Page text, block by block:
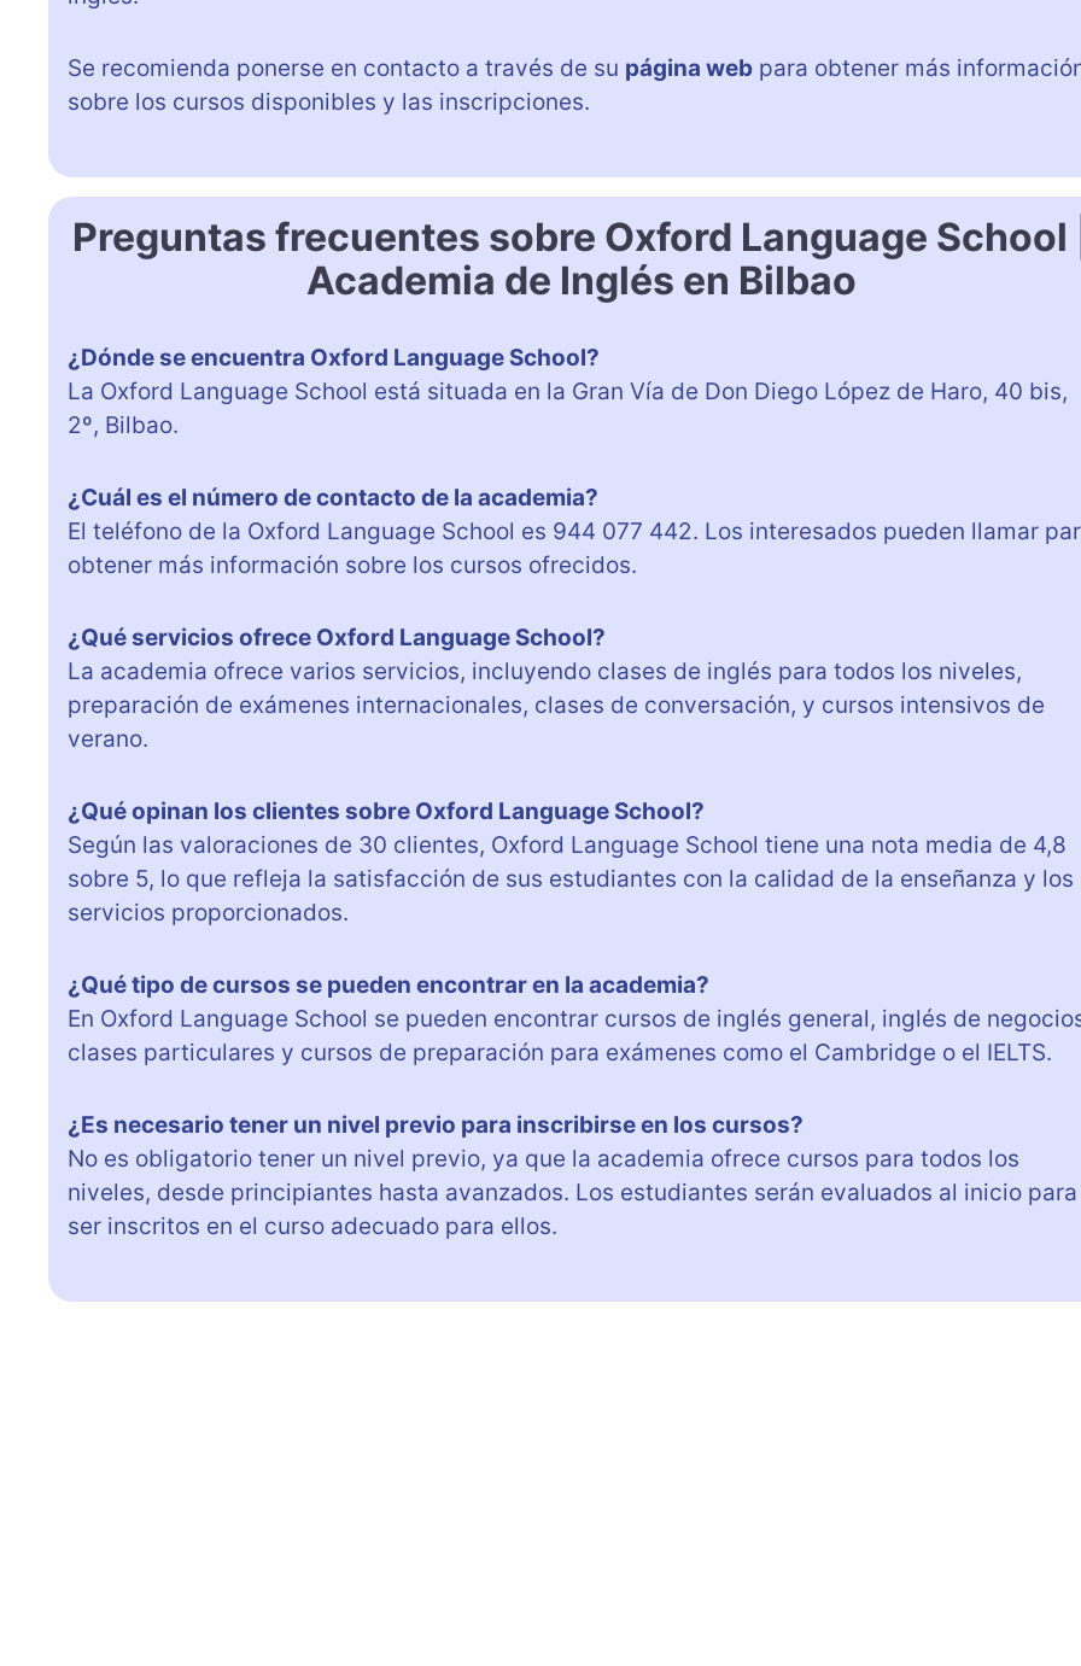
Se recomienda ponerse en contacto a través de su página web para obtener más
sobre los cursos disponibles y las inscripciones.
Preguntas frecuentes sobre Oxford Language School |
Academia de Inglés en Bilbao
¿Dónde se encuentra Oxford Language School?
La Oxford Language School está situada en la Gran Vía de Don Diego López de Haro, 40 bis,
2º, Bilbao.
¿Cuál es el número de contacto de la academia?
El teléfono de la Oxford Language School es 944 077 442. Los interesados pueden llamar
obtener más información sobre los cursos ofrecidos.
¿Qué servicios ofrece Oxford Language School?
La academia ofrece varios servicios, incluyendo clases de inglés para todos los niveles,
preparación de exámenes internacionales, clases de conversación, y cursos intensivos de
verano.
¿Qué opinan los clientes sobre Oxford Language School?
Según las valoraciones de 30 clientes, Oxford Language School tiene una nota media de 4,8
sobre 5, lo que refleja la satisfacción de sus estudiantes con la calidad de la enseñanza y los
servicios proporcionados.
¿Qué tipo de cursos se pueden encontrar en la academia?
En Oxford Language School se pueden encontrar cursos de inglés general, inglés de
clases particulares y cursos de preparación para exámenes como el Cambridge o el IELTS.
¿Es necesario tener un nivel previo para inscribirse en los cursos?
No es obligatorio tener un nivel previo, ya que la academia ofrece cursos para todos los
niveles, desde principiantes hasta avanzados. Los estudiantes serán evaluados al inicio para
ser inscritos en el curso adecuado para ellos.